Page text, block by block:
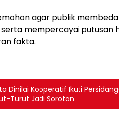
agar publik
serta mempercayai putusan
fakta.
Dinilai Kooperatif Ikuti
Turut Jadi Sorotan